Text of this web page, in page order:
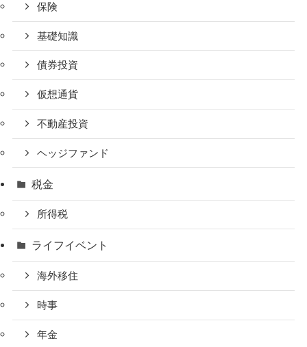
保険
基礎知識
債券投資
仮想通貨
不動産投資
ヘッジファンド
税金
所得税
ライフイベント
海外移住
時事
年金